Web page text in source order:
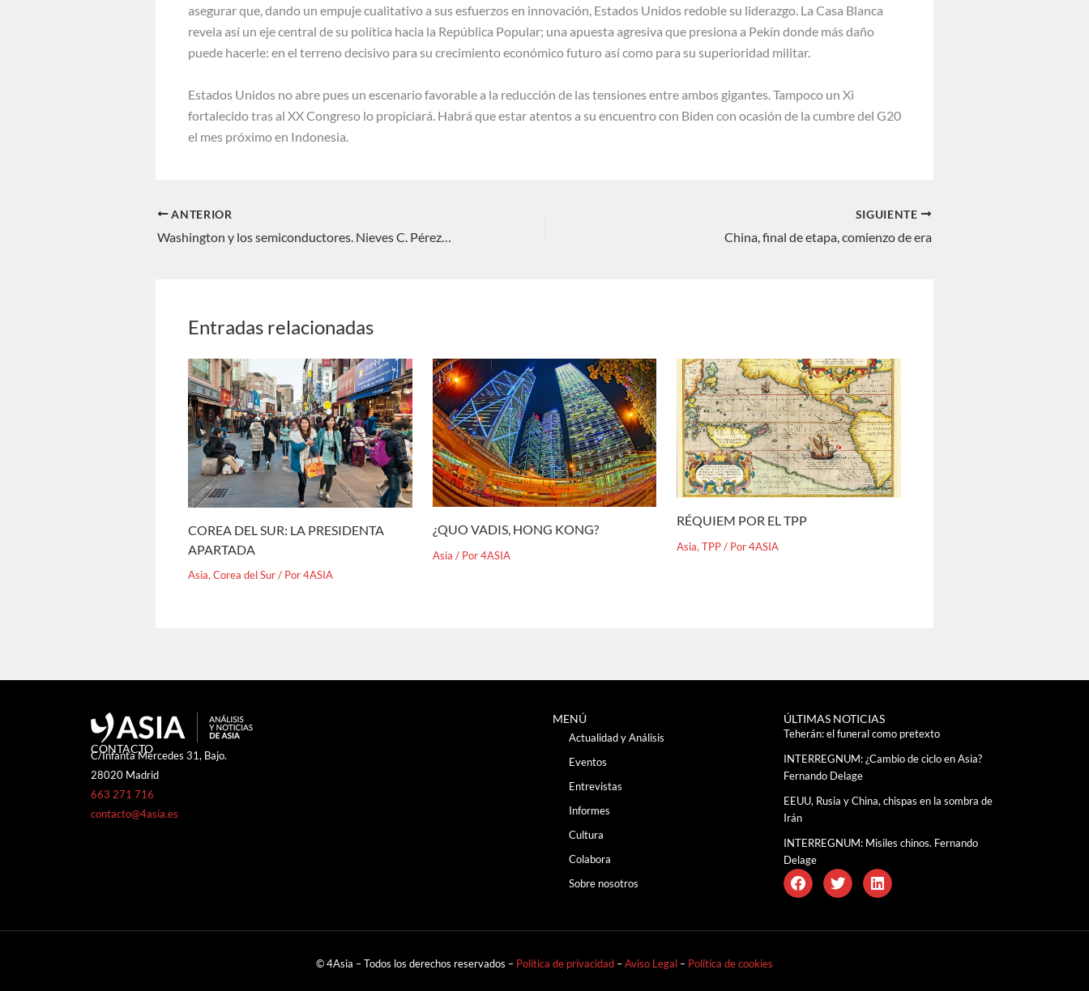
asegurar que, dando un empuje cualitativo a sus esfuerzos en innovación, Estados Unidos redoble su liderazgo. La Casa Blanca
revela así un eje central de su política hacia la República Popular; una apuesta agresiva que presiona a Pekín donde más daño
puede hacerle: en el terreno decisivo para su crecimiento económico futuro así como para su superioridad militar.
Estados Unidos no abre pues un escenario favorable a la reducción de las tensiones entre ambos gigantes. Tampoco un Xi
fortalecido tras al XX Congreso lo propiciará. Habrá que estar atentos a su encuentro con Biden con ocasión de la cumbre del G20
el mes próximo en Indonesia.
ANTERIOR
Washington y los semiconductores. Nieves C. Pérez Rodríguez
SIGUIENTE
China, final de etapa, comienzo de era
Entradas relacionadas
COREA DEL SUR: LA PRESIDENTA
APARTADA
Asia, Corea del Sur/ Por4ASIA
¿QUO VADIS, HONG KONG?
Asia / Por4ASIA
RÉQUIEM POR EL TPP
Asia,TPP/ Por4ASIA
CONTACTO
C/Infanta Mercedes 31, Bajo.
28020 Madrid
663 271 716
contacto@4asia.es
MENÚ
Actualidad y Análisis
Eventos
Entrevistas
Informes
Cultura
Colabora
Sobre nosotros
ÚLTIMAS NOTICIAS
Teherán: el funeral como pretexto
INTERREGNUM: ¿Cambio de ciclo en Asia?
Fernando Delage
EEUU, Rusia y China, chispas en la sombra de
Irán
INTERREGNUM: Misiles chinos. Fernando
Delage
© 4Asia – Todos los derechos reservados – Política de privacidad –Aviso Legal – Política de cookies